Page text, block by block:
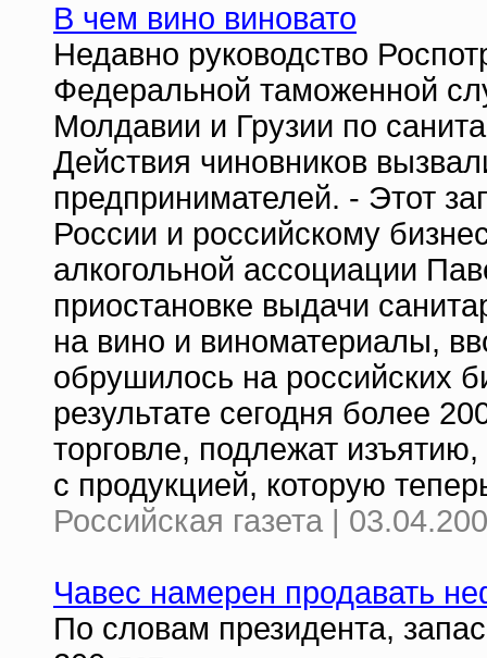
В чем вино виновато
Недавно руководство
Федеральной таможенной
Молдавии и Грузии по
Действия чиновников
предпринимателей. - Этот
России и российскому
алкогольной ассоциации
приостановке выдачи
на вино и виноматериалы,
обрушилось на российских
результате сегодня более
торговле, подлежат
с продукцией, которую
Российская газета |
Чавес намерен продавать
По словам президента,